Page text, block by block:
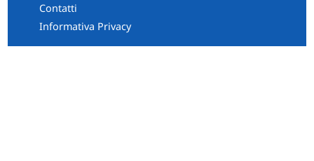
Contatti
Informativa Privacy